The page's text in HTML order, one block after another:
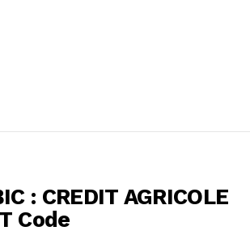
: CREDIT AGRICOLE
Code